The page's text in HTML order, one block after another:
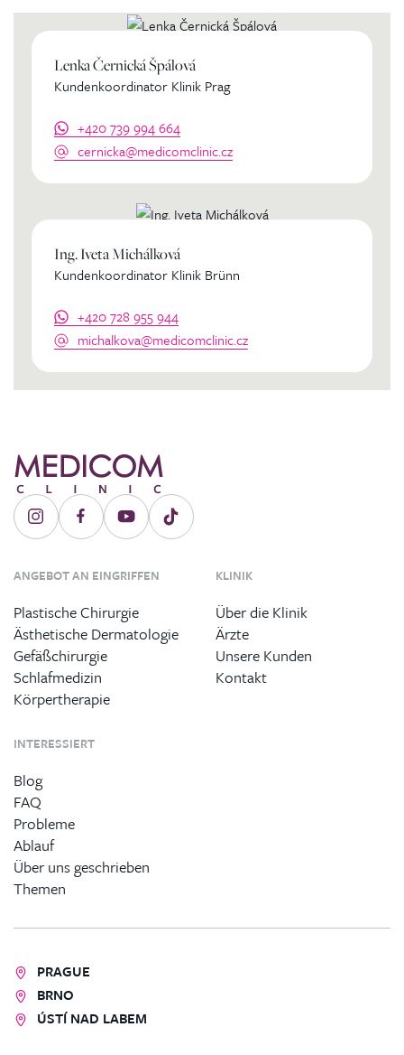
Lenka Černická Špálová
Kundenkoordinator Klinik Prag
+420 739 994 664
cernicka@medicomclinic.cz
Ing. Iveta Michálková
Kundenkoordinator Klinik Brünn
+420 728 955 944
michalkova@medicomclinic.cz
ANGEBOT AN EINGRIFFEN
Plastische Chirurgie
Ästhetische Dermatologie
Gefäßchirurgie
Schlafmedizin
Körpertherapie
KLINIK
Über die Klinik
Ärzte
Unsere Kunden
Kontakt
INTERESSIERT
Blog
FAQ
Probleme
Ablauf
Über uns geschrieben
Themen
PRAGUE
BRNO
ÚSTÍ NAD LABEM